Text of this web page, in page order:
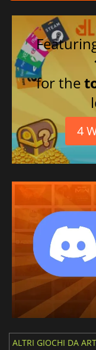
for the
4
ALTRI GIOCHI DA